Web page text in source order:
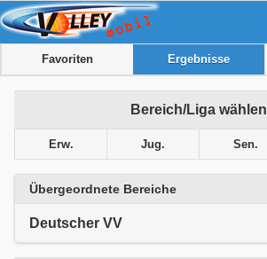
Favoriten Ergebnisse
Bereich/Liga wählen
Erw. Jug. Sen.
Übergeordnete Bereiche
Deutscher VV